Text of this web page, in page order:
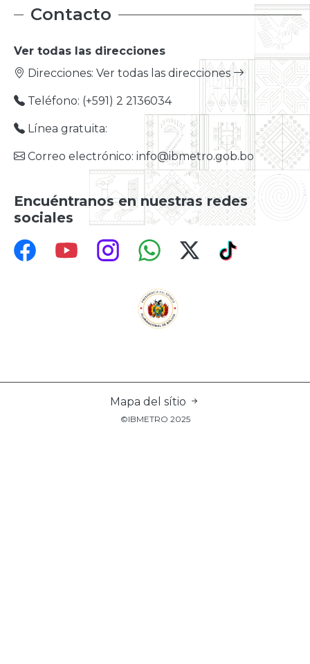
Contacto
Ver todas las direcciones
Direcciones: Ver todas las direcciones
Teléfono: (+591) 2 2136034
Línea gratuita:
Correo electrónico: info@ibmetro.gob.bo
Encuéntranos en nuestras redes
sociales
Mapa del sítio
©IBMETRO 2025